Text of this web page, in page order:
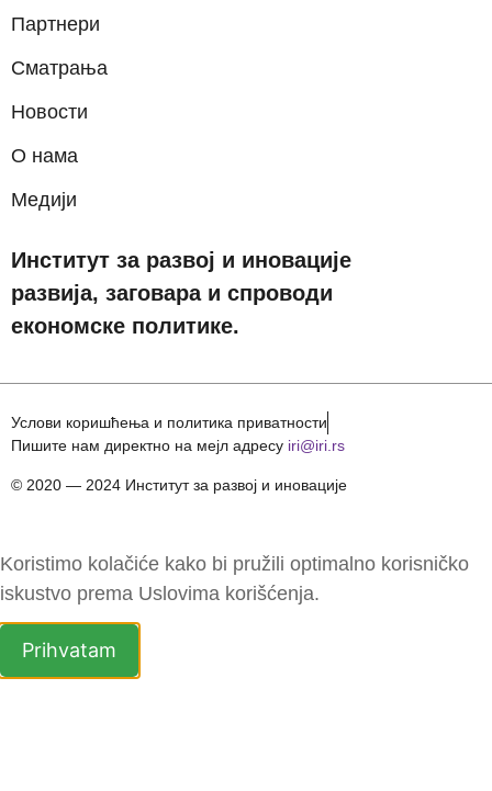
Партнери
Сматрања
Новости
О нама
Медији
Институт за развој и иновације
развија, заговара и спроводи
економске политике.
© 2020 ― 2024 Институт за развој и иновације
Услови коришћења и политика приватности
Пишите нам директно на мејл адресу iri@iri.rs
Koristimo kolačiće kako bi pružili optimalno korisničko
iskustvo prema Uslovima korišćenja.
Prihvatam